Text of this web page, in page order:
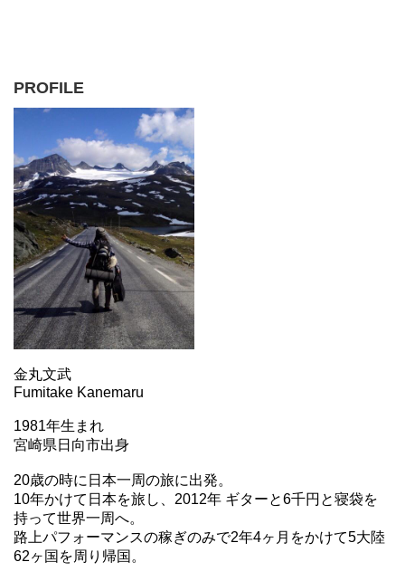
PROFILE
金丸文武
Fumitake Kanemaru
1981年生まれ
宮崎県日向市出身
20歳の時に日本一周の旅に出発。
10年かけて日本を旅し、2012年 ギターと6千円と寝袋を
持って世界一周へ。
路上パフォーマンスの稼ぎのみで2年4ヶ月をかけて5大陸
62ヶ国を周り帰国。